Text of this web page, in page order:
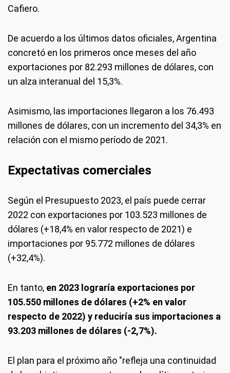
Cafiero.
De acuerdo a los últimos datos oficiales, Argentina
concretó en los primeros once meses del año
exportaciones por 82.293 millones de dólares, con
un alza interanual del 15,3%.
Asimismo, las importaciones llegaron a los 76.493
millones de dólares, con un incremento del 34,3% en
relación con el mismo período de 2021.
Expectativas comerciales
Según el Presupuesto 2023, el país puede cerrar
2022 con exportaciones por 103.523 millones de
dólares (+18,4% en valor respecto de 2021) e
importaciones por 95.772 millones de dólares
(+32,4%).
En tanto, en 2023 lograría exportaciones por
105.550 millones de dólares (+2% en valor
respecto de 2022) y reduciría sus importaciones a
93.203 millones de dólares (-2,7%).
El plan para el próximo año "refleja una continuidad